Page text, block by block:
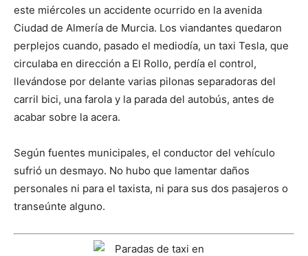
este miércoles un accidente ocurrido en la avenida
Ciudad de Almería de Murcia. Los viandantes quedaron
perplejos cuando, pasado el mediodía, un taxi Tesla, que
circulaba en dirección a El Rollo, perdía el control,
llevándose por delante varias pilonas separadoras del
carril bici, una farola y la parada del autobús, antes de
acabar sobre la acera.
Según fuentes municipales, el conductor del vehículo
sufrió un desmayo. No hubo que lamentar daños
personales ni para el taxista, ni para sus dos pasajeros o
transeúnte alguno.